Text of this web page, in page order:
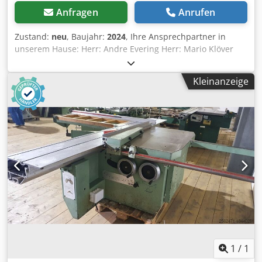
Anfragen Anrufen
Zustand: neu, Baujahr: 2024, Ihre Ansprechpartner in
unserem Hause: Herr: Andre Evering Herr: Mario Klöver
Herr: Falk Deutsch Technische Daten zum Etagenwagen:
Hersteller: LPR Typ: 600 Dodsdb N Hmjpfx Aklekr 01x
Etagenwagen, neu Materialfarbe: blau / orange
Gesamthoehe inkl. Rollen: 2.150 mm Gesamtbreite: 1.550
mm Gesamttiefe: 600 mm Anzahl Ebenen: 03 Stck.
Bestehend aus jeweils: 02x Regalstaender, neu
Materialfarbe: blau Rahmenrofilabm.: 50 x 50 mm inkl.
Quer- u. Diagonalstreben, Metall Fussplatten, Kunststoff
Abdeckkappen Die Staender sind vormontiert
(geschraubtes Fachwerk) 2.000 mm hoch 600 mm tief 06x
Werkbanktraversen, neu Materialfarbe: orange
Ausfuehrung: Stufentraverse lichte Weite: 1.450 mm
Profilabm.: 80 x 50 mm Fachlast 300 kg bei gleichmaessig
verteilter Last 12x Sicherungsstifte, neu Zur Absicherung
03 x Einlegeboeden, II. Wahl gebraucht Staerke: 22 mm
Abmessung: 1.430 x 545 mm 02x Doppelstop Lenkrollen
Kleinanzeige
1 / 1